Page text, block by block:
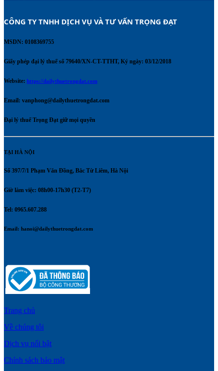
CÔNG TY TNHH DỊCH VỤ VÀ TƯ VẤN TRỌNG ĐẠT
MSDN: 0108369755
Giấy phép đại lý thuế số 79640/XN-CT-TTHT, Ký ngày: 03/12/2018
Website: https://dailythuetrongdat.com
Email: vanphong@dailythuetrongdat.com
Đại lý thuế Trọng Đạt giữ mọi quyền
TẠI HÀ NỘI
Số 397/7/1 Phạm Văn Đồng, Bắc Từ Liêm, Hà Nội
Giờ làm việc: 08h00-17h30 (T2-T7)
Tel: 0965.607.288
Email: hanoi@dailythuetrongdat.com
Trang chủ
Về chúng tôi
Dịch vụ nổi bật
Chính sách bảo mật